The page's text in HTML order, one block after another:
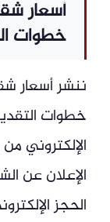
خطوات
خطوات
الإلكتروني
الإعلان عن
الحجز